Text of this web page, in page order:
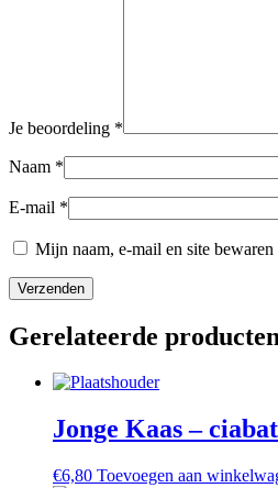
Je beoordeling *
Naam *
E-mail *
Mijn naam, e-mail en site
Gerelateerde producten
Jonge Kaas –
€6,80 Toevoegen aan